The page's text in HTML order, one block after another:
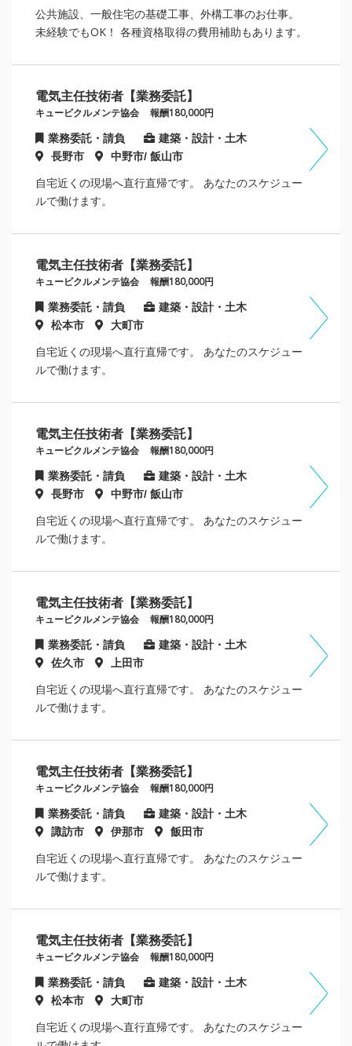
公共施設、一般住宅の基礎工事、外構工事のお仕事。
未経験でもOK！ 各種資格取得の費用補助もあります。
電気主任技術者【業務委託】
キュービクルメンテ協会 報酬180,000円
業務委託・請負
建築・設計・土木
長野市
中野市/ 飯山市
自宅近くの現場へ直行直帰です。 あなたのスケジュー
ルで働けます。
電気主任技術者【業務委託】
キュービクルメンテ協会 報酬180,000円
業務委託・請負
建築・設計・土木
松本市
大町市
自宅近くの現場へ直行直帰です。 あなたのスケジュー
ルで働けます。
電気主任技術者【業務委託】
キュービクルメンテ協会 報酬180,000円
業務委託・請負
建築・設計・土木
長野市
中野市/ 飯山市
自宅近くの現場へ直行直帰です。 あなたのスケジュー
ルで働けます。
電気主任技術者【業務委託】
キュービクルメンテ協会 報酬180,000円
業務委託・請負
建築・設計・土木
佐久市
上田市
自宅近くの現場へ直行直帰です。 あなたのスケジュー
ルで働けます。
電気主任技術者【業務委託】
キュービクルメンテ協会 報酬180,000円
業務委託・請負
建築・設計・土木
諏訪市
伊那市 飯田市
自宅近くの現場へ直行直帰です。 あなたのスケジュー
ルで働けます。
電気主任技術者【業務委託】
キュービクルメンテ協会 報酬180,000円
業務委託・請負
建築・設計・土木
松本市
大町市
自宅近くの現場へ直行直帰です。 あなたのスケジュー